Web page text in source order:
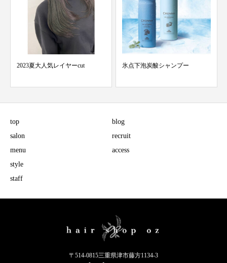
2023夏大人気レイヤーcut 氷点下泡炭酸シャンプー
top
salon
menu
style
staff
blog
recruit
access
〒514-0815三重県津市藤方1134-3